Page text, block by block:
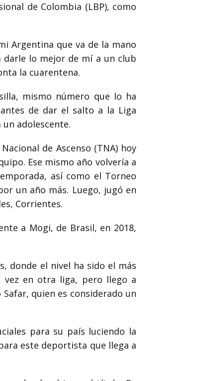
de Colombia (LBP), como
Argentina que va de la mano
lo mejor de mí a un club
la cuarentena.
mismo número que lo ha
de dar el salto a la Liga
adolescente.
de Ascenso (TNA) hoy
Ese mismo año volvería a
así como el Torneo
un año más. Luego, jugó en
Corrientes.
a Mogi, de Brasil, en 2018,
donde el nivel ha sido el más
en otra liga, pero llego a
quien es considerado un
para su país luciendo la
este deportista que llega a